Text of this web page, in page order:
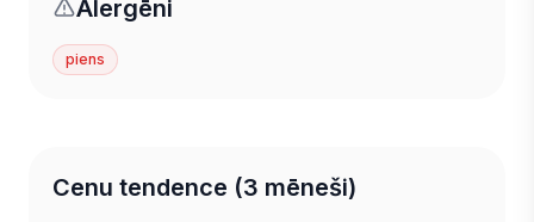
Alergēni
piens
Cenu tendence (3 mēneši)